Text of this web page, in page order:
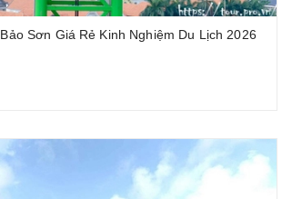
Sơn Giá Rẻ Kinh Nghiệm Du Lịch 2026